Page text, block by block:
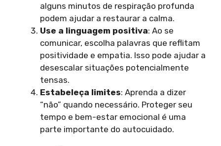
alguns minutos de respiração profunda
podem ajudar a restaurar a calma.
Use a linguagem positiva: Ao se
comunicar, escolha palavras que reflitam
positividade e empatia. Isso pode ajudar a
desescalar situações potencialmente
tensas.
Estabeleça limites: Aprenda a dizer
“não” quando necessário. Proteger seu
tempo e bem-estar emocional é uma
parte importante do autocuidado.